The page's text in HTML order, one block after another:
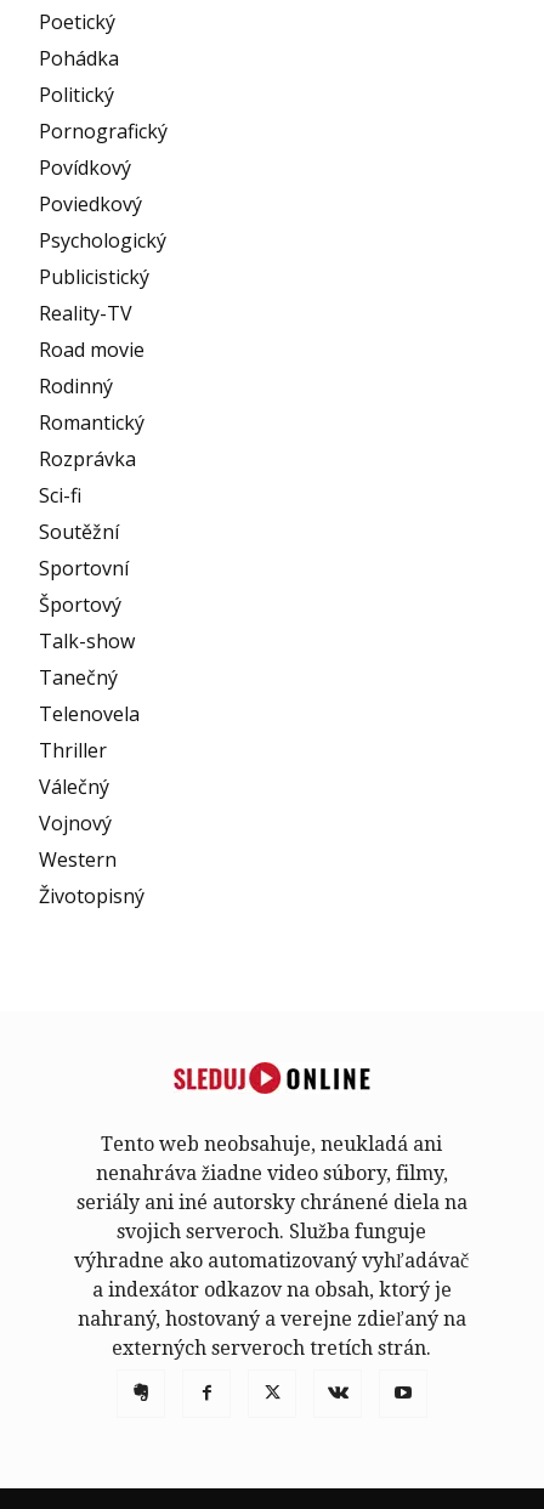
Poetický
Pohádka
Politický
Pornografický
Povídkový
Poviedkový
Psychologický
Publicistický
Reality-TV
Road movie
Rodinný
Romantický
Rozprávka
Sci-fi
Soutěžní
Sportovní
Športový
Talk-show
Tanečný
Telenovela
Thriller
Válečný
Vojnový
Western
Životopisný
Tento web neobsahuje, neukladá ani
nenahráva žiadne video súbory, filmy,
seriály ani iné autorsky chránené diela na
svojich serveroch. Služba funguje
výhradne ako automatizovaný vyhľadávač
a indexátor odkazov na obsah, ktorý je
nahraný, hostovaný a verejne zdieľaný na
externých serveroch tretích strán.